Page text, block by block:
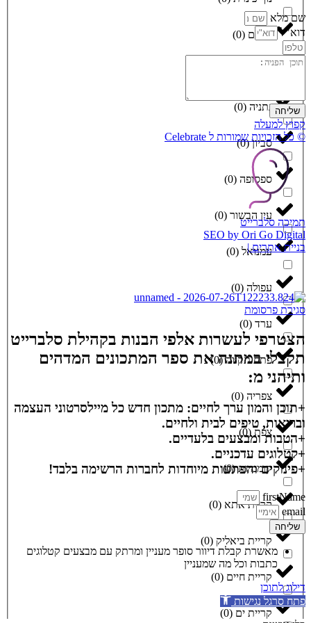
נחלים (
0
)
נתניה (
0
)
סביון(
0
)
ספסופה (
0
)
עין הבשור (
0
)
עמנואל (
0
)
עפולה (
0
)
ערד (
0
)
פתח תקווה(
0
)
צפריה (
0
)
צפת(
0
)
קוממיות(
0
)
קריית אתא (
0
)
קריית ביאליק (
0
)
קריית חיים (
0
)
קריית ים (
0
)
שם מלא
דוא"ל
שליחה
קפוץ למעלה
© כל הזכויות שמורות ל Celebrate
תמיכה סלברייט
SEO by Ori Go Digital
בניית אתרים |
סגירת פרסומת
הצטרפי לעשרות אלפי הבנות בקהילת סלברייט
תקבלי במתנה את ספר המתכונים המדהים
ותיהני מ:
+תוכן והמון ערך לחיים: מתכון חדש כל מיילסרטוני העצמה
ובריאות, טיפים לבית ולחיים.
+הטבות ומבצעים בלעדיים.
+קטלוגים עדכניים.
+פינוקים והפתעות מיוחדות לחברות הרשימה בלבד!
firstName
email
שליחה
מאשרת קבלת דיוור סופר מעניין ומרתק עם מבצעים קטלוגים
כתבות וכל מה שמעניין
דילוג לתוכן
פתח סרגל נגישות